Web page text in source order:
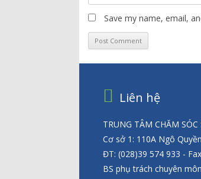
Save my name, email,
Liên hệ
TRUNG TÂM CHĂM
Cơ sở 1: 110A Ngô
ĐT: (028)39 574 933 -
BS phụ trách chuyên